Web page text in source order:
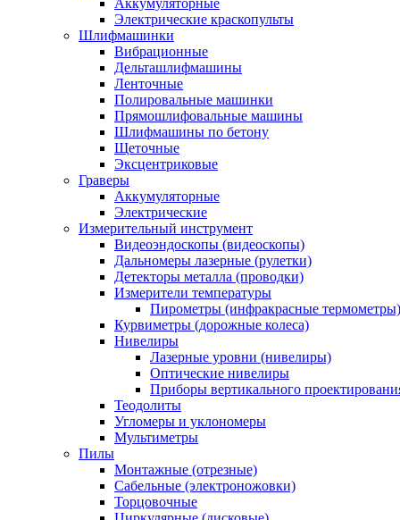
Аккумуляторные
Электрические краскопульты
Шлифмашинки
Вибрационные
Дельташлифмашины
Ленточные
Полировальные машинки
Прямошлифовальные машины
Шлифмашины по бетону
Щеточные
Эксцентриковые
Граверы
Аккумуляторные
Электрические
Измерительный инструмент
Видеоэндоскопы (видеоскопы)
Дальномеры лазерные (рулетки)
Детекторы металла (проводки)
Измерители температуры
Пирометры (инфракрасные термометры)
Курвиметры (дорожные колеса)
Нивелиры
Лазерные уровни (нивелиры)
Оптические нивелиры
Приборы вертикального
Теодолиты
Угломеры и уклономеры
Мультиметры
Пилы
Монтажные (отрезные)
Сабельные (электроножовки)
Торцовочные